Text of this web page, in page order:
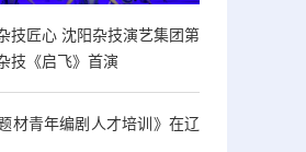
技匠心 沈阳杂技演艺集团第
技《启飞》首演
材青年编剧人才培训》在辽